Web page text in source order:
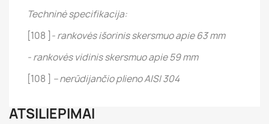
Techninė specifikacija:
[108 ] - rankovės išorinis skersmuo apie 63 mm
- rankovės vidinis skersmuo apie 59 mm
[108 ]
– nerūdijančio plieno AISI 304
ATSILIEPIMAI